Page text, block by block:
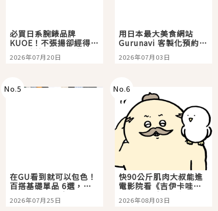
必買日系腕錶品牌
KUOE！不張揚卻經得起
時間洗鍊的經典之作五
選
2026年07月20日
用日本最大美食網站
Gurunavi 客製化預約九
大都市餐廳，打造專屬
美食體驗！
2026年07月03日
No.5
在GU看到就可以包色！
百搭基礎單品 6選，閉
眼全收也不心疼
2026年07月25日
No.6
快90公斤肌肉大叔能進
電影院看《吉伊卡哇》
嗎？日本重金屬樂團
「打首」會長與nagano
2026年08月03日